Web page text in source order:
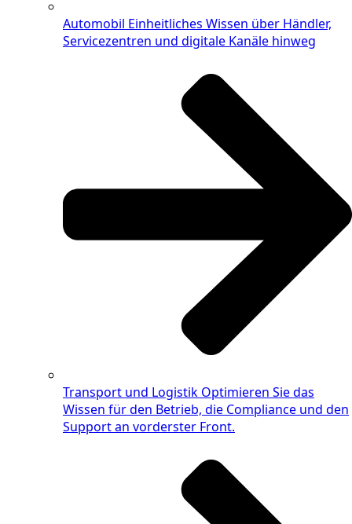
Automobil Einheitliches Wissen über Händler,
Servicezentren und digitale Kanäle hinweg
Transport und Logistik Optimieren Sie das
Wissen für den Betrieb, die Compliance und den
Support an vorderster Front.